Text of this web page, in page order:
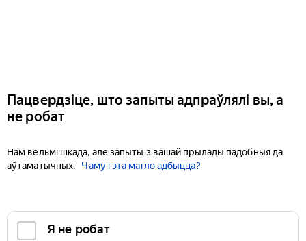
Пацвердзіце, што запыты адпраўлялі вы, а
не робат
Нам вельмі шкада, але запыты з вашай прылады падобныя да
аўтаматычных.
Чаму гэта магло адбыцца?
Я не робат